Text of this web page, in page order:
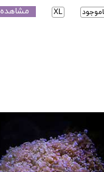
XL مشاهده